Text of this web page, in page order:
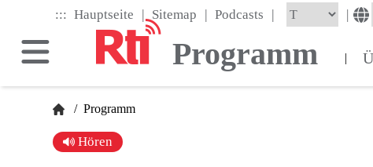
main
content
::: Hauptseite | Sitemap | Podcasts | |
Programm |
/ Programm
Hören